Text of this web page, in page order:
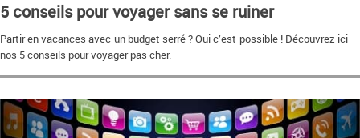
5 conseils pour voyager sans se ruiner
Partir en vacances avec un budget serré ? Oui c’est possible ! Découvrez ici
nos 5 conseils pour voyager pas cher.